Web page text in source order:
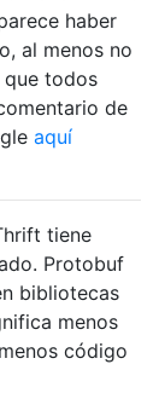
haber
al menos no
que todos
de
aquí
tiene
Protobuf
bibliotecas
menos
código